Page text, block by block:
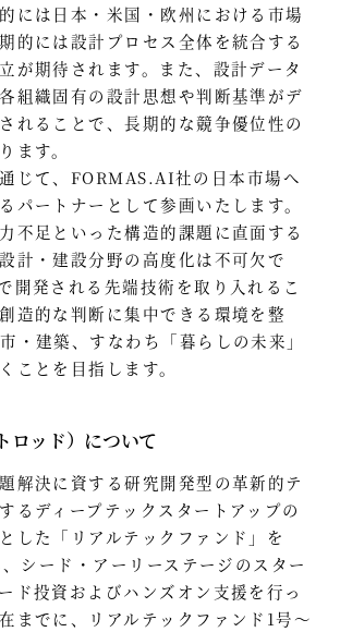
には日本・米国・欧州における市場
的には設計プロセス全体を統合する
が期待されます。また、設計データ
組織固有の設計思想や判断基準がデ
れることで、長期的な競争優位性の
ます。
じて、FORMAS.AI社の日本市場へ
パートナーとして参画いたします。
不足といった構造的課題に直面する
計・建設分野の高度化は不可欠で
開発される先端技術を取り入れるこ
造的な判断に集中できる環境を整
・建築、すなわち「暮らしの未来」
ことを目指します。
ッド）について
解決に資する研究開発型の革新的テ
るディープテックスタートアップの
した「リアルテックファンド」を
シード・アーリーステージのスター
ド投資およびハンズオン支援を行っ
までに、リアルテックファンド1号～